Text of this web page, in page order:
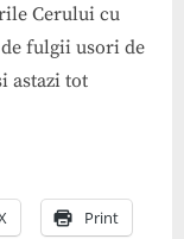
Cerului cu
fulgii usori de
astazi tot
Print